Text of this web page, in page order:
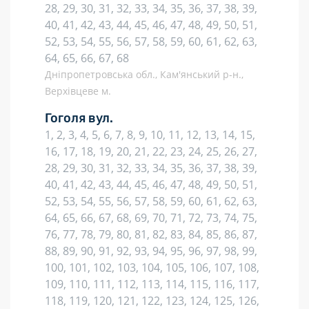
28, 29, 30, 31, 32, 33, 34, 35, 36, 37, 38, 39,
40, 41, 42, 43, 44, 45, 46, 47, 48, 49, 50, 51,
52, 53, 54, 55, 56, 57, 58, 59, 60, 61, 62, 63,
64, 65, 66, 67, 68
Дніпропетровська обл., Кам'янський р-н.,
Верхівцеве м.
Гоголя вул.
1, 2, 3, 4, 5, 6, 7, 8, 9, 10, 11, 12, 13, 14, 15,
16, 17, 18, 19, 20, 21, 22, 23, 24, 25, 26, 27,
28, 29, 30, 31, 32, 33, 34, 35, 36, 37, 38, 39,
40, 41, 42, 43, 44, 45, 46, 47, 48, 49, 50, 51,
52, 53, 54, 55, 56, 57, 58, 59, 60, 61, 62, 63,
64, 65, 66, 67, 68, 69, 70, 71, 72, 73, 74, 75,
76, 77, 78, 79, 80, 81, 82, 83, 84, 85, 86, 87,
88, 89, 90, 91, 92, 93, 94, 95, 96, 97, 98, 99,
100, 101, 102, 103, 104, 105, 106, 107, 108,
109, 110, 111, 112, 113, 114, 115, 116, 117,
118, 119, 120, 121, 122, 123, 124, 125, 126,